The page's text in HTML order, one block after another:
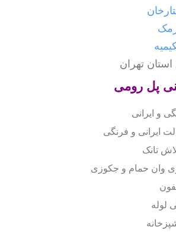
تهران
پل رومی
و ایرانی
ایرانی و فرنگی
تانک
وان حمام و جکوزی
لوله